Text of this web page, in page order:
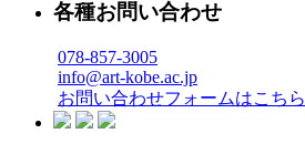
各種お問い合わせ
078-857-3005
info@art-kobe.ac.jp
お問い合わせフォームはこちら